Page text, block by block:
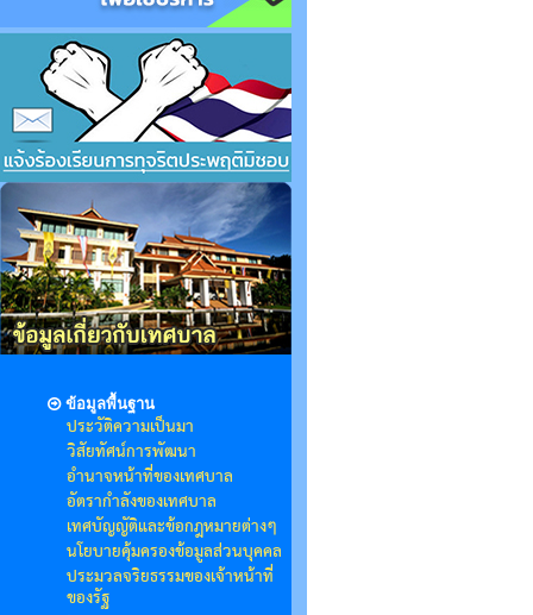
ข้อมูลพื้นฐาน
ประวัติความเป็นมา
วิสัยทัศน์การพัฒนา
อำนาจหน้าที่ของเทศบาล
อัตรากำลังของเทศบาล
เทศบัญญัติและข้อกฎหมายต่างๆ
นโยบายคุ้มครองข้อมูลส่วนบุคคล
ประมวลจริยธรรมของเจ้าหน้าที่
ของรัฐ